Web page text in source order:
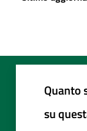
Quanto
su